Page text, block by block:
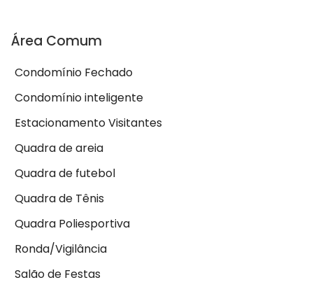
Área Comum
Condomínio Fechado
Condomínio inteligente
Estacionamento Visitantes
Quadra de areia
Quadra de futebol
Quadra de Tênis
Quadra Poliesportiva
Ronda/Vigilância
Salão de Festas